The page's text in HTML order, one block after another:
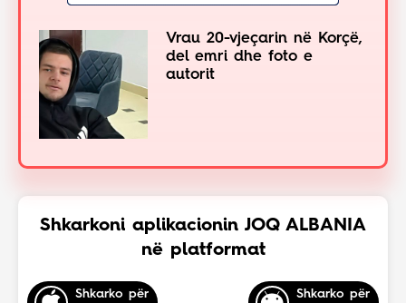
Vrau 20-vjeçarin në Korçë,
del emri dhe foto e
autorit
Shkarkoni aplikacionin JOQ ALBANIA
në platformat
Shkarko për
Shkarko për